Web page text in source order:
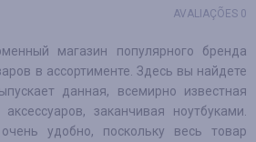
AVALIAÇÕES 0
магазин популярного бренда
в ассортименте. Здесь вы найдете
данная, всемирно известная
заканчивая ноутбуками.
удобно, поскольку весь товар